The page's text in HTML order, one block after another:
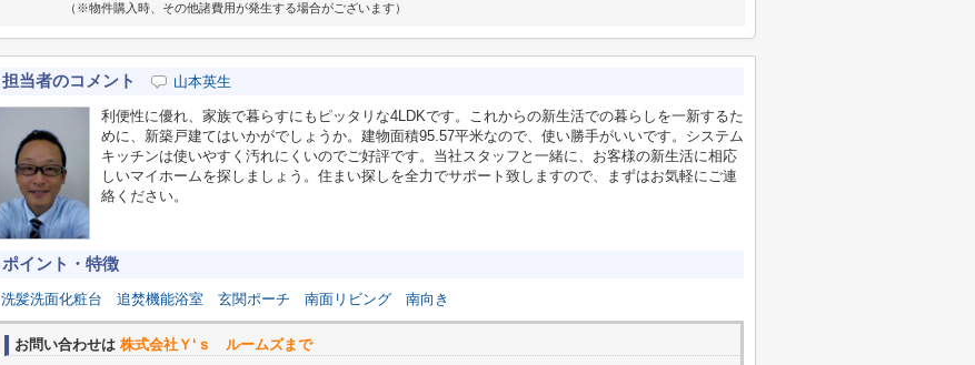
（※物件購入時、その他諸費用が発生する場合がございます）
担当者のコメント 山本英生
利便性に優れ、家族で暮らすにもピッタリな4LDKです。これからの新生活での暮らしを一新するた
めに、新築戸建てはいかがでしょうか。建物面積95.57平米なので、使い勝手がいいです。システム
キッチンは使いやすく汚れにくいのでご好評です。当社スタッフと一緒に、お客様の新生活に相応
しいマイホームを探しましょう。住まい探しを全力でサポート致しますので、まずはお気軽にご連
絡ください。
ポイント・特徴
洗髪洗面化粧台 追焚機能浴室 玄関ポーチ 南面リビング 南向き
お問い合わせは 株式会社Ｙ‘ｓ ルームズまで